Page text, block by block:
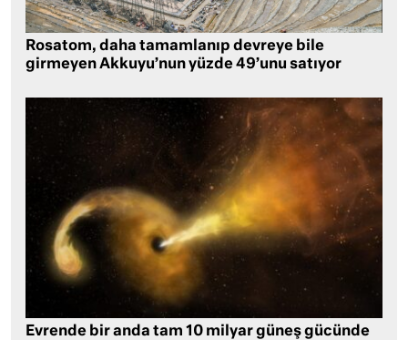
Rosatom, daha tamamlanıp devreye bile
girmeyen Akkuyu’nun yüzde 49’unu satıyor
Evrende bir anda tam 10 milyar güneş gücünde